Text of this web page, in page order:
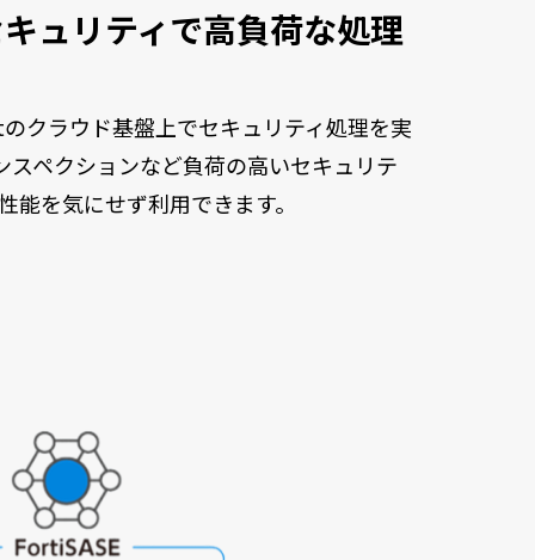
ュリティで高負荷な処理
クラウド基盤上でセキュリティ処理を実
スペクションなど負荷の高いセキュリテ
能を気にせず利用できます。